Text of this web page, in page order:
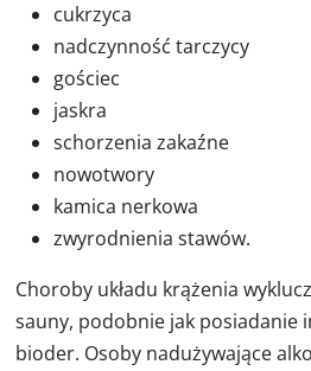
cukrzyca
nadczynność tarczycy
gościec
jaskra
schorzenia zakaźne
nowotwory
kamica nerkowa
zwyrodnienia stawów.
Choroby układu krążenia
sauny, podobnie jak posiadanie
bioder. Osoby nadużywające